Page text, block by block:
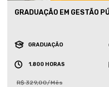
GRADUAÇÃO EM GESTÃO
GRADUAÇÃO
1.800 HORAS
R$ 329,00/Mês